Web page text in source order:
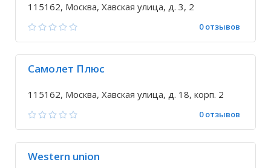
115162, Москва, Хавская улица, д. 3, 2
0 отзывов
Самолет Плюс
115162, Москва, Хавская улица, д. 18, корп. 2
0 отзывов
Western union